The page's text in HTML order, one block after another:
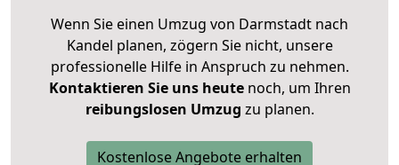
Wenn Sie einen Umzug von Darmstadt nach
Kandel planen, zögern Sie nicht, unsere
professionelle Hilfe in Anspruch zu nehmen.
Kontaktieren Sie uns heutenoch, um Ihren
reibungslosen Umzug zu planen.
Kostenlose Angebote erhalten